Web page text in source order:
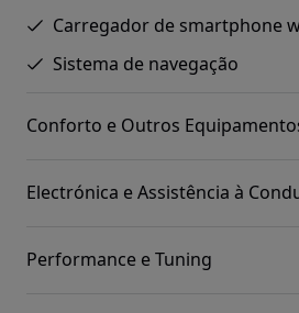
Carregador de smartphone
Sistema de navegação
Conforto e Outros
Electrónica e Assistência à
Performance e Tuning